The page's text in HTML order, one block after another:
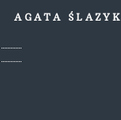
AGATA ŚLAZYK